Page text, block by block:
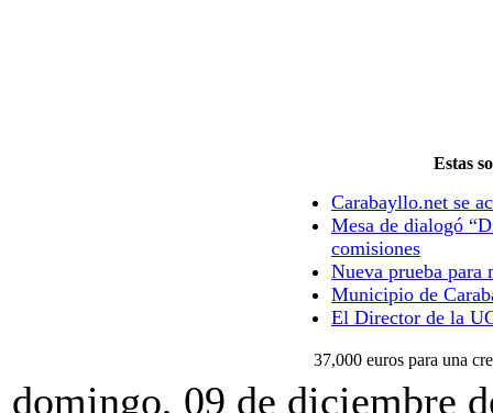
Estas
Carabayllo.net se
Mesa de dialogó
comisiones
Nueva prueba para
Municipio de
El Director de la
37,000 euros para una
domingo, 09 de diciembre